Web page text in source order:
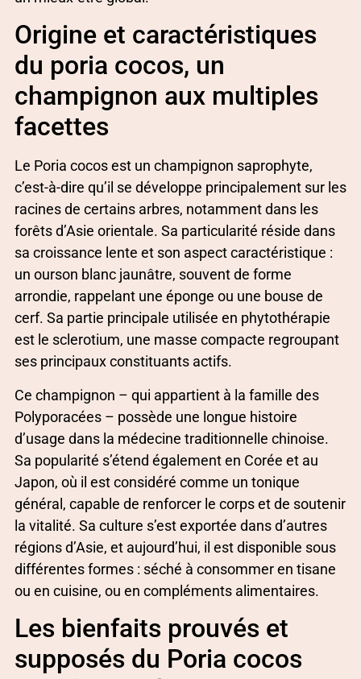
Origine et caractéristiques
du poria cocos, un
champignon aux multiples
facettes
Le Poria cocos est un champignon saprophyte,
c’est-à-dire qu’il se développe principalement sur les
racines de certains arbres, notamment dans les
forêts d’Asie orientale. Sa particularité réside dans
sa croissance lente et son aspect caractéristique :
un ourson blanc jaunâtre, souvent de forme
arrondie, rappelant une éponge ou une bouse de
cerf. Sa partie principale utilisée en phytothérapie
est le sclerotium, une masse compacte regroupant
ses principaux constituants actifs.
Ce champignon – qui appartient à la famille des
Polyporacées – possède une longue histoire
d’usage dans la médecine traditionnelle chinoise.
Sa popularité s’étend également en Corée et au
Japon, où il est considéré comme un tonique
général, capable de renforcer le corps et de soutenir
la vitalité. Sa culture s’est exportée dans d’autres
régions d’Asie, et aujourd’hui, il est disponible sous
différentes formes : séché à consommer en tisane
ou en cuisine, ou en compléments alimentaires.
Les bienfaits prouvés et
supposés du Poria cocos